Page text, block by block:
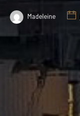
Madeleine